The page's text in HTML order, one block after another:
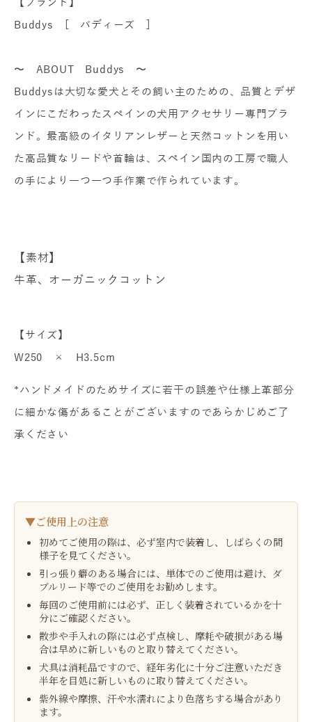
【ブランド】
Buddys [ バディーズ ]
〜 ABOUT Buddys 〜
Buddysは大切な愛犬とその飼い主のための、品質とデザ
インにこだわったスペインの犬用アクセサリー専門ブラ
ンド。最高級のイタリアンレザーと天然コットンを用い
た高品質なリードや首輪は、スペイン国内の工房で職人
の手により一つ一つ手作業で作られています。
【素材】
牛革、オーガニックコットン
【サイズ】
W250 × H3.5cm
*ハンドメイドのためサイズに若干の誤差や仕様上革部分
に細かな傷があることがございますのであらかじめご了
承ください
▼ご使用上の注意
初めてご使用の際は、必ず室内で装着し、しばらくの間
様子を見てください。
引っ張り癖のある場合には、単体でのご使用は避け、ダ
ブルリード等でのご使用をお勧めします。
毎回のご使用前には必ず、正しく装着されているかを十
分にご確認ください。
散歩や手入れの際には必ず点検し、摩耗や破損がある場
合は早めに新しいものと取り替えてください。
犬具は消耗品ですので、経年劣化に十分ご注意いただき
半年を目処に新しいものに取り替えてください。
紫外線や摩擦、汗や水濡れにより色落ちする場合があり
ます。